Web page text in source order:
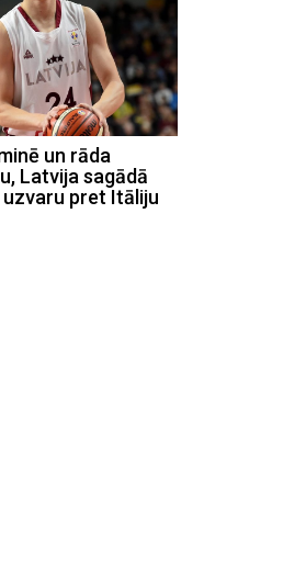
un rāda
Latvija sagādā
uzvaru pret Itāliju